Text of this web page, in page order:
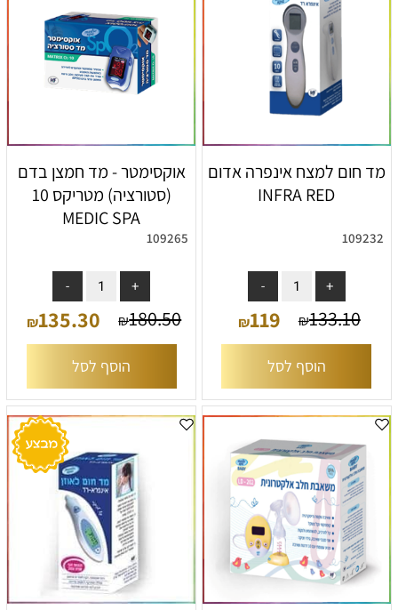
מד חום למצח אינפרה אדום
INFRA RED
109232
₪133.10
₪119
הוסף לסל
אוקסימטר - מד חמצן בדם
(סטורציה) מטריקס 10
MEDIC SPA
109265
₪180.50
₪135.30
הוסף לסל